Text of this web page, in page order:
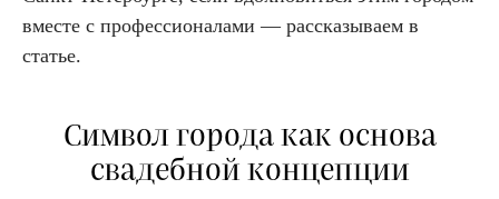
вместе с профессионалами — рассказываем в
статье.
Символ города как основа
свадебной концепции